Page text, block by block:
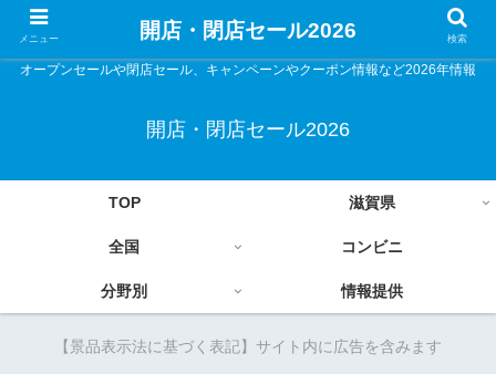
オープンセールや閉店セール、キャンペーンやクーポン情報など2026年情報
開店・閉店セール2026
TOP 滋賀県
全国 コンビニ
分野別 情報提供
【景品表示法に基づく表記】サイト内に広告を含みます
メニュー 開店・閉店セール2026 検索